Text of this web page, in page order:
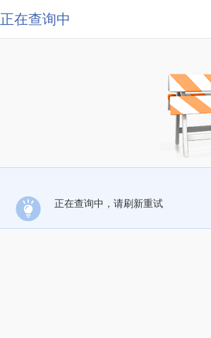
正在查询中
正在查询中，请刷新重试